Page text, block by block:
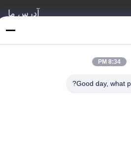
آدرس ما
طبقه سوم، B15 منطقه صنعتی Huachuang، Jinshan Cun، شهر Shiji،
منطقه Panyu، گوانگژو، گوانگدونگ چین
8:34 PM
Good day, what